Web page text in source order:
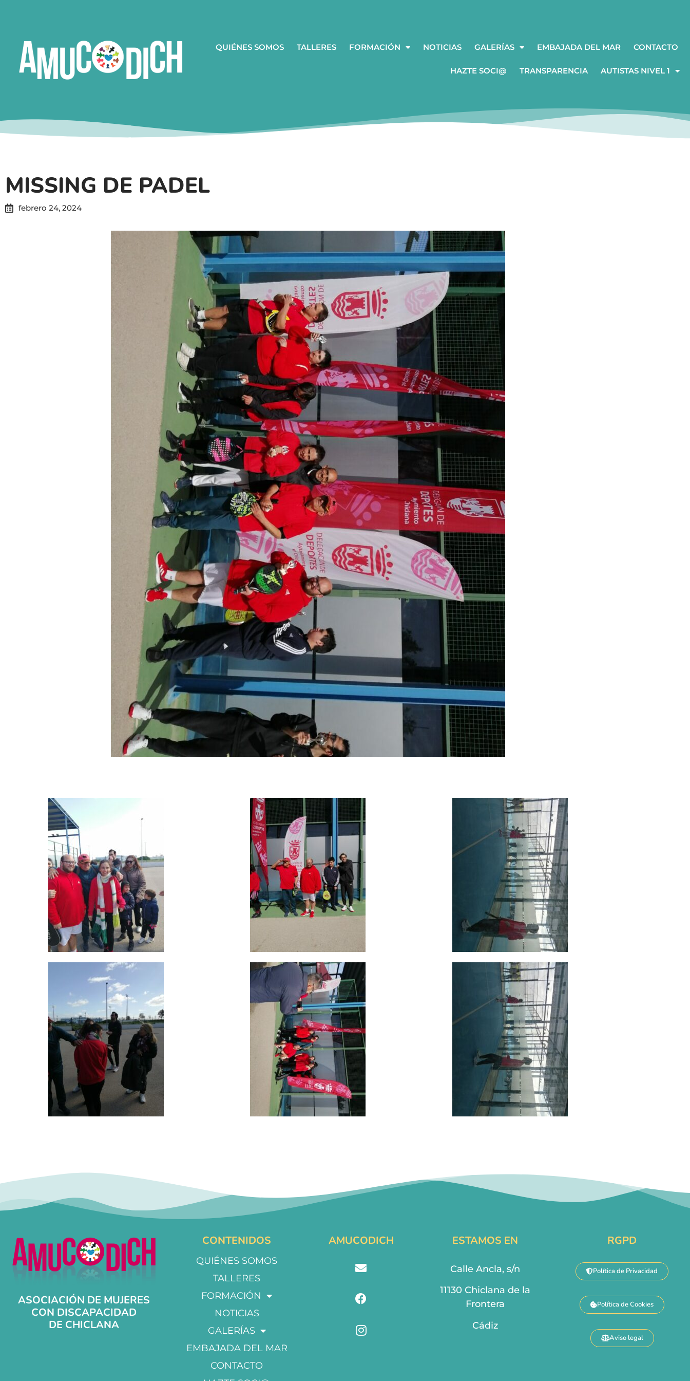
QUIÉNES SOMOS TALLERES FORMACIÓN NOTICIAS GALERÍAS EMBAJADA DEL MAR CONTACTO
HAZTE SOCI@ TRANSPARENCIA AUTISTAS NIVEL 1
MISSING DE PADEL
febrero 24, 2024
ASOCIACIÓN DE MUJERES
CON DISCAPACIDAD
DE CHICLANA
CONTENIDOS
QUIÉNES SOMOS
TALLERES
FORMACIÓN
NOTICIAS
GALERÍAS
EMBAJADA DEL MAR
CONTACTO
AMUCODICH ESTAMOS EN
Calle Ancla, s/n
11130 Chiclana de la
Frontera
Cádiz
RGPD
Política de Privacidad
Política de Cookies
Aviso legal